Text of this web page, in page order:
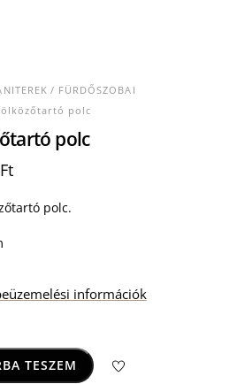
/ FÜRDŐSZOBAI
polc
polc
FtCurrent
is:
polc.
információk
TESZEM